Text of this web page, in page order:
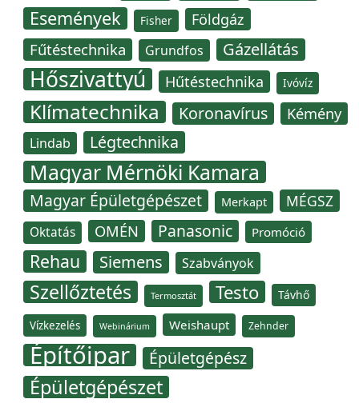
Események Fisher Földgáz
Fűtéstechnika Grundfos Gázellátás
Hőszivattyú Hűtéstechnika Ivóvíz
Klímatechnika Koronavírus Kémény
Lindab Légtechnika
Magyar Mérnöki Kamara
Magyar Épületgépészet Merkapt MÉGSZ
Oktatás OMÉN Panasonic Promóció
Rehau Siemens Szabványok
Szellőztetés Termosztát Testo Távhő
Vízkezelés Webinárium Weishaupt Zehnder
Építőipar Épületgépész
Épületgépészet